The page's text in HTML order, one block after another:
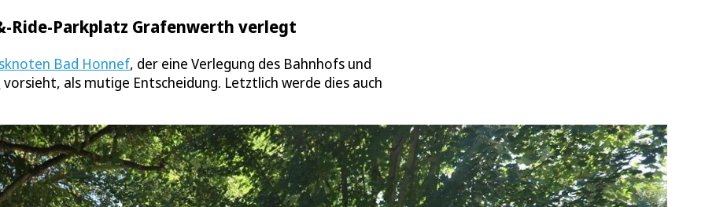
Ride-Parkplatz Grafenwerth verlegt
Bad Honnef, der eine Verlegung des Bahnhofs und
vorsieht, als mutige Entscheidung. Letztlich werde dies auch